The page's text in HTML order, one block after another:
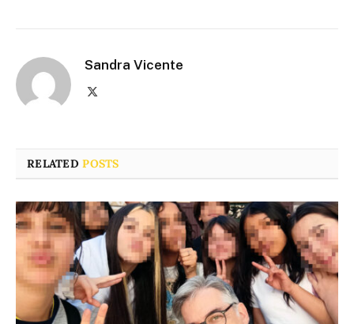
Sandra Vicente
RELATEDPOSTS